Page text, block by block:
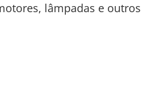
lâmpadas e outros